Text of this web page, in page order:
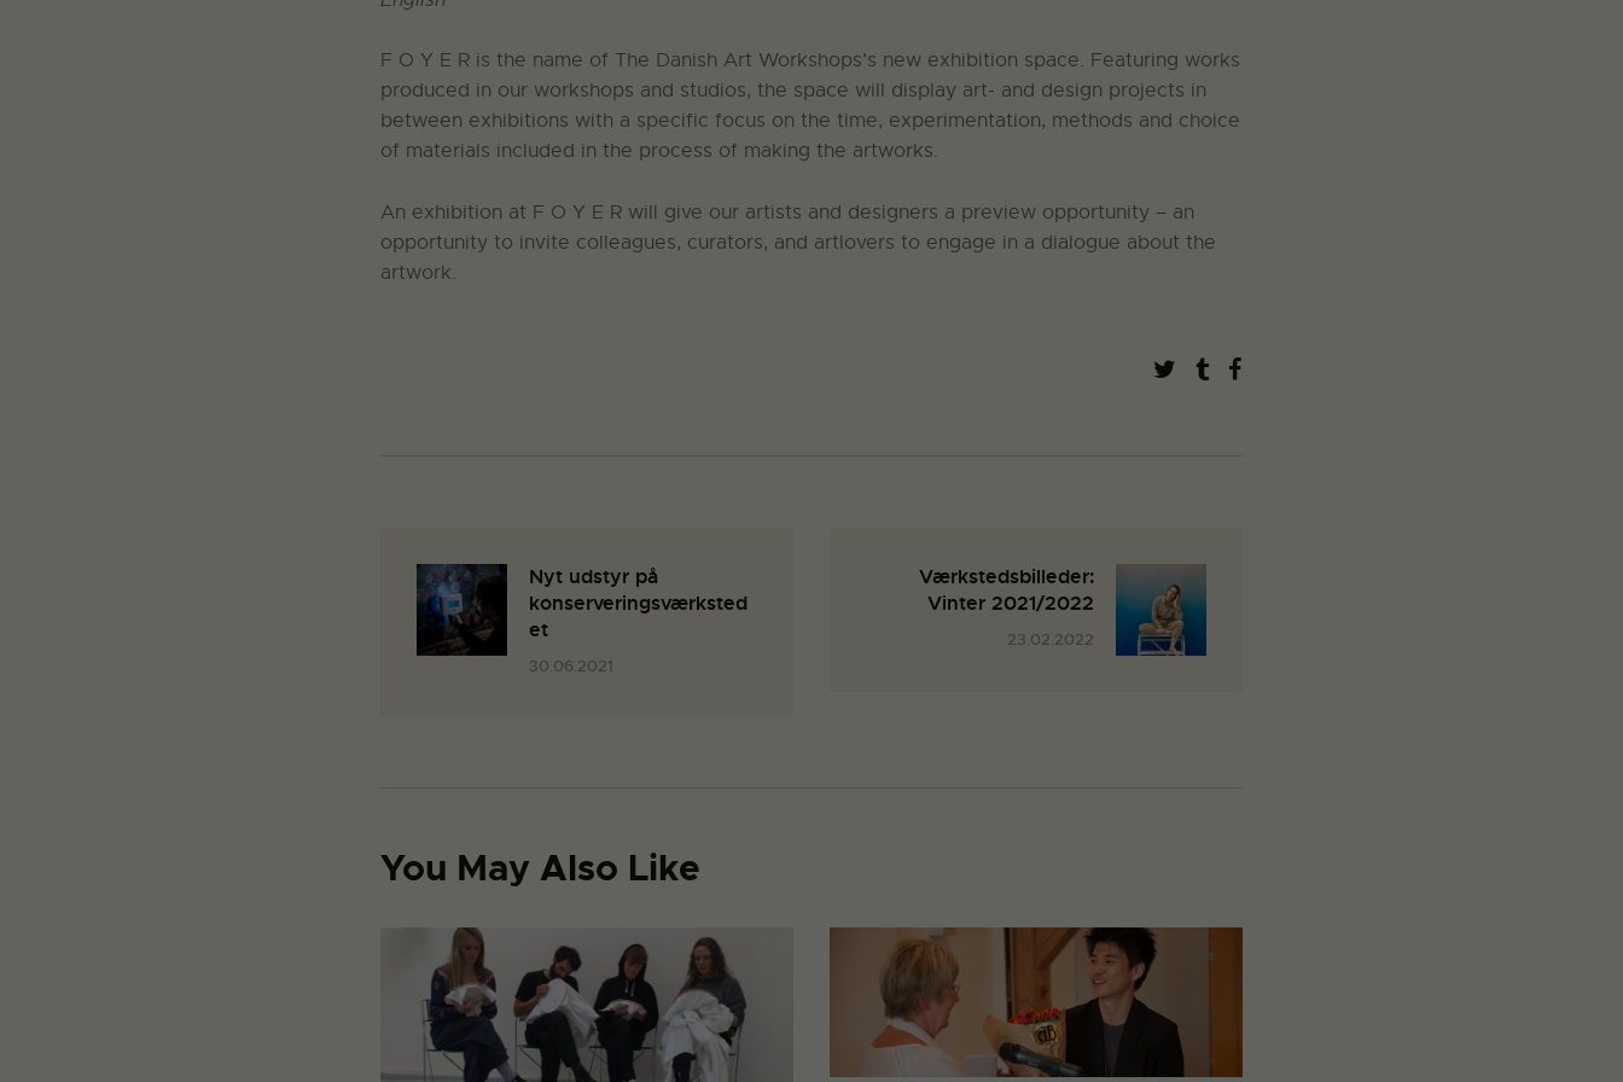
F O Y E R is the name of The Danish Art Workshops’s new exhibition space. Featuring works
produced in our workshops and studios, the space will display art- and design projects in
between exhibitions with a specific focus on the time, experimentation, methods and choice
of materials included in the process of making the artworks.
An exhibition at F O Y E R will give our artists and designers a preview opportunity – an
opportunity to invite colleagues, curators, and artlovers to engage in a dialogue about the
artwork.
Nyt udstyr på
konserveringsværksted
et
30.06.2021
Værkstedsbilleder:
Vinter 2021/2022
23.02.2022
You May Also Like